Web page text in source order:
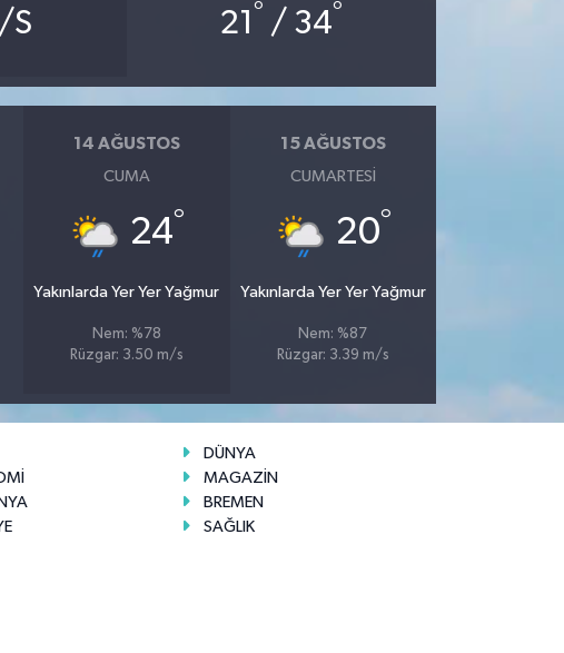
S 21 ° / 34°
14 AĞUSTOS
CUMA
24°
Yakınlarda Yer Yer Yağmur
Nem: %78
Rüzgar: 3.50 m/s
15 AĞUSTOS
CUMARTESI
20°
Yakınlarda Yer Yer Yağmur
Nem: %87
Rüzgar: 3.39 m/s
DÜNYA
MAGAZİN
BREMEN
SAĞLIK